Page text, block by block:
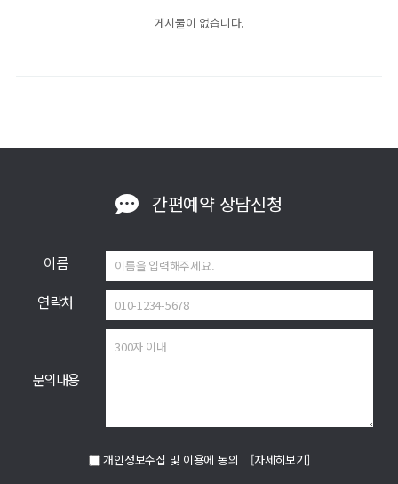
게시물이 없습니다.
간편예약상담신청
이름
연락처
문의내용
개인정보수집 및 이용에 동의 [자세히보기]